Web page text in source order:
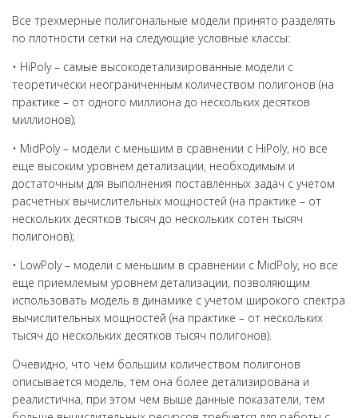
Все трехмерные полигональные модели принято разделять
по плотности сетки на следующие условные классы:
• HiPoly – самые высокодетализированные модели с
теоретически неограниченным количеством полигонов (на
практике – от одного миллиона до нескольких десятков
миллионов);
• MidPoly – модели с меньшим в сравнении с HiPoly, но все
еще высоким уровнем детализации, необходимым и
достаточным для выполнения поставленных задач с учетом
расчетных вычислительных мощностей (на практике – от
нескольких десятков тысяч до нескольких сотен тысяч
полигонов);
• LowPoly – модели с меньшим в сравнении с MidPoly, но все
еще приемлемым уровнем детализации, позволяющим
использовать модель в динамике с учетом широкого спектра
вычислительных мощностей (на практике – от нескольких
тысяч до нескольких десятков тысяч полигонов).
Очевидно, что чем большим количеством полигонов
описывается модель, тем она более детализирована и
реалистична, при этом чем выше данные показатели, тем